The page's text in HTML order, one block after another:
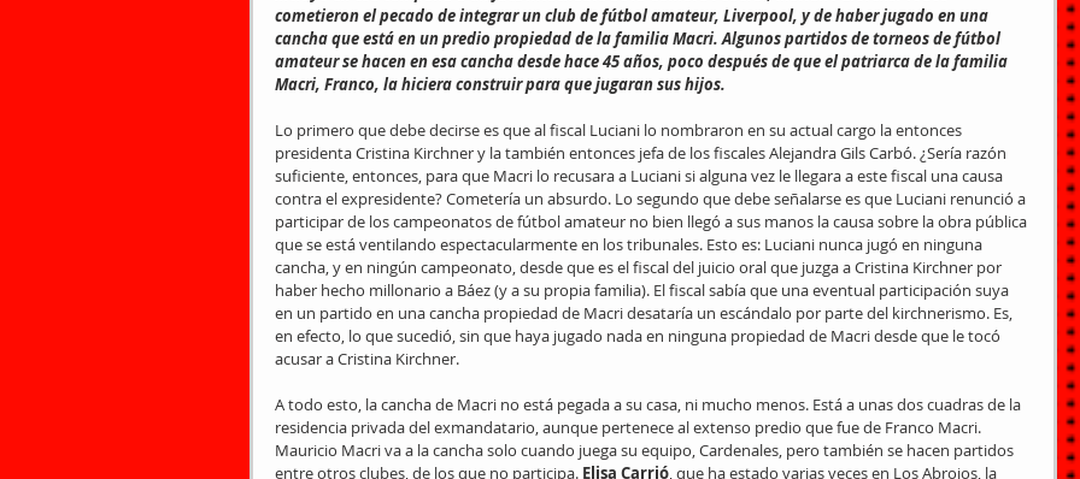
cometieron el pecado de integrar un club de fútbol amateur, Liverpool, y de haber jugado en una
cancha que está en un predio propiedad de la familia Macri. Algunos partidos de torneos de fútbol
amateur se hacen en esa cancha desde hace 45 años, poco después de que el patriarca de la familia
Macri, Franco, la hiciera construir para que jugaran sus hijos.
Lo primero que debe decirse es que al fiscal Luciani lo nombraron en su actual cargo la entonces
presidenta Cristina Kirchner y la también entonces jefa de los fiscales Alejandra Gils Carbó. ¿Sería razón
suficiente, entonces, para que Macri lo recusara a Luciani si alguna vez le llegara a este fiscal una causa
contra el expresidente? Cometería un absurdo. Lo segundo que debe señalarse es que Luciani renunció a
participar de los campeonatos de fútbol amateur no bien llegó a sus manos la causa sobre la obra pública
que se está ventilando espectacularmente en los tribunales. Esto es: Luciani nunca jugó en ninguna
cancha, y en ningún campeonato, desde que es el fiscal del juicio oral que juzga a Cristina Kirchner por
haber hecho millonario a Báez (y a su propia familia). El fiscal sabía que una eventual participación suya
en un partido en una cancha propiedad de Macri desataría un escándalo por parte del kirchnerismo. Es,
en efecto, lo que sucedió, sin que haya jugado nada en ninguna propiedad de Macri desde que le tocó
acusar a Cristina Kirchner.
A todo esto, la cancha de Macri no está pegada a su casa, ni mucho menos. Está a unas dos cuadras de la
residencia privada del exmandatario, aunque pertenece al extenso predio que fue de Franco Macri.
Mauricio Macri va a la cancha solo cuando juega su equipo, Cardenales, pero también se hacen partidos
entre otros clubes, de los que no participa. Elisa Carrió, que ha estado varias veces en Los Abrojos, la